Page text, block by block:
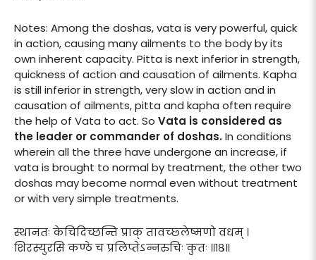
Notes: Among the doshas, vata is very powerful, quick
in action, causing many ailments to the body by its
own inherent capacity. Pitta is next inferior in strength,
quickness of action and causation of ailments. Kapha
is still inferior in strength, very slow in action and in
causation of ailments, pitta and kapha often require
the help of Vata to act. So Vata is considered as
the leader or commander of doshas.In conditions
wherein all the three have undergone an increase, if
vata is brought to normal by treatment, the other two
doshas may become normal even without treatment
or with very simple treatments.
स्थानतः केचिदिच्छन्ति प्राक् तावच्छ्लेष्मणो वधम् ।
शिरस्युरसि कण्ठे च प्रलिप्तेऽन्नरुचिः कुतः ॥१८॥